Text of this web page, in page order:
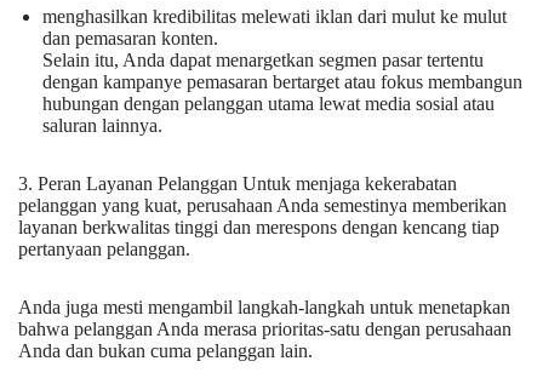
menghasilkan kredibilitas melewati iklan dari mulut ke mulut
dan pemasaran konten.
Selain itu, Anda dapat menargetkan segmen pasar tertentu
dengan kampanye pemasaran bertarget atau fokus membangun
hubungan dengan pelanggan utama lewat media sosial atau
saluran lainnya.
3. Peran Layanan Pelanggan Untuk menjaga kekerabatan
pelanggan yang kuat, perusahaan Anda semestinya memberikan
layanan berkwalitas tinggi dan merespons dengan kencang tiap
pertanyaan pelanggan.
Anda juga mesti mengambil langkah-langkah untuk menetapkan
bahwa pelanggan Anda merasa prioritas-satu dengan perusahaan
Anda dan bukan cuma pelanggan lain.